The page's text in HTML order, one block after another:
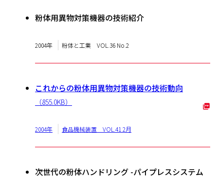
粉体用異物対策機器の技術紹介
2004年 粉体と工業 VOL.36 No.2
これからの粉体用異物対策機器の技術動向
（855.0KB）
2004年 食品機械装置 VOL.41 2月
次世代の粉体ハンドリング -パイプレスシステム